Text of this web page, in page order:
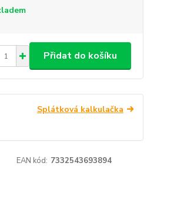
Přidat do košíku
Splátková kalkulačka
EAN kód: 7332543693894